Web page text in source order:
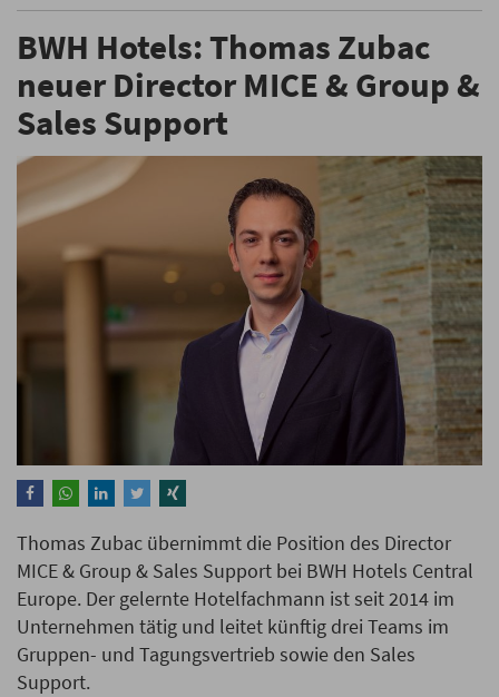
BWH Hotels: Thomas Zubac
neuer Director MICE & Group &
Sales Support
Thomas Zubac übernimmt die Position des Director
MICE & Group & Sales Support bei BWH Hotels Central
Europe. Der gelernte Hotelfachmann ist seit 2014 im
Unternehmen tätig und leitet künftig drei Teams im
Gruppen- und Tagungsvertrieb sowie den Sales
Support.